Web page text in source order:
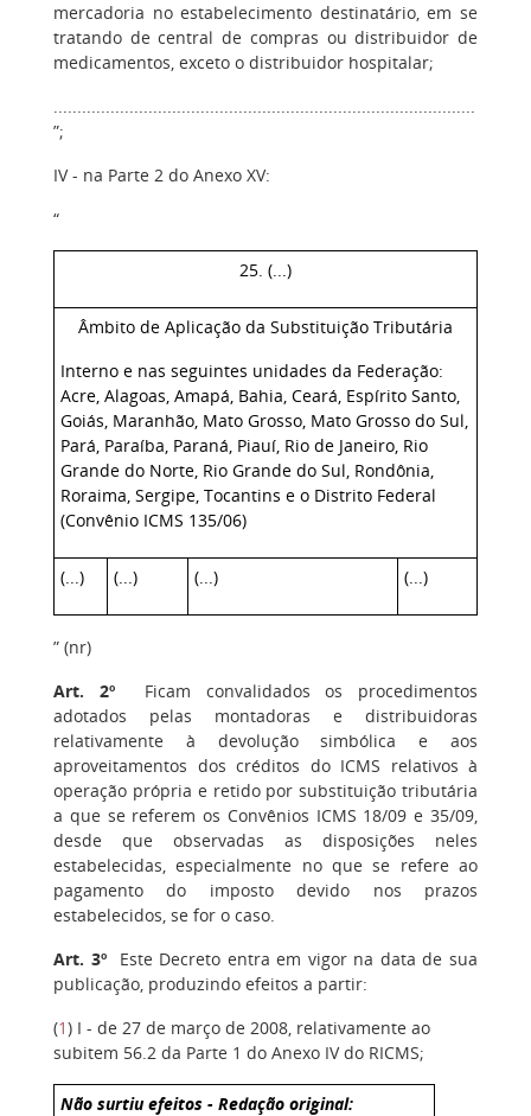
mercadoria no estabelecimento destinatário, em se
tratando de central de compras ou distribuidor de
medicamentos, exceto o distribuidor hospitalar;
.........................................................................................
”;
IV - na Parte 2 do Anexo XV:
“
25. (...)
Âmbito de Aplicação da Substituição Tributária
Interno e nas seguintes unidades da Federação:
Acre, Alagoas, Amapá, Bahia, Ceará, Espírito Santo,
Goiás, Maranhão, Mato Grosso, Mato Grosso do Sul,
Pará, Paraíba, Paraná, Piauí, Rio de Janeiro, Rio
Grande do Norte, Rio Grande do Sul, Rondônia,
Roraima, Sergipe, Tocantins e o Distrito Federal
(Convênio ICMS 135/06)
(...) (...) (...) (...)
” (nr)
Art. 2º
Ficam convalidados os procedimentos
adotados pelas montadoras e distribuidoras
relativamente à devolução simbólica e aos
aproveitamentos dos créditos do ICMS relativos à
operação própria e retido por substituição tributária
a que se referem os Convênios ICMS 18/09 e 35/09,
desde que observadas as disposições neles
estabelecidas, especialmente no que se refere ao
pagamento do imposto devido nos prazos
estabelecidos, se for o caso.
Art. 3ºEste Decreto entra em vigor na data de sua
publicação, produzindo efeitos a partir:
(1) I - de 27 de março de 2008, relativamente ao
subitem 56.2 da Parte 1 do Anexo IV do RICMS;
Não surtiu efeitos - Redação original: